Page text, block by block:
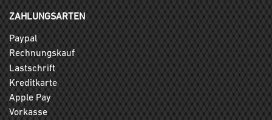
ZAHLUNGSARTEN
Paypal
Rechnungskauf
Lastschrift
Kreditkarte
Apple Pay
Vorkasse